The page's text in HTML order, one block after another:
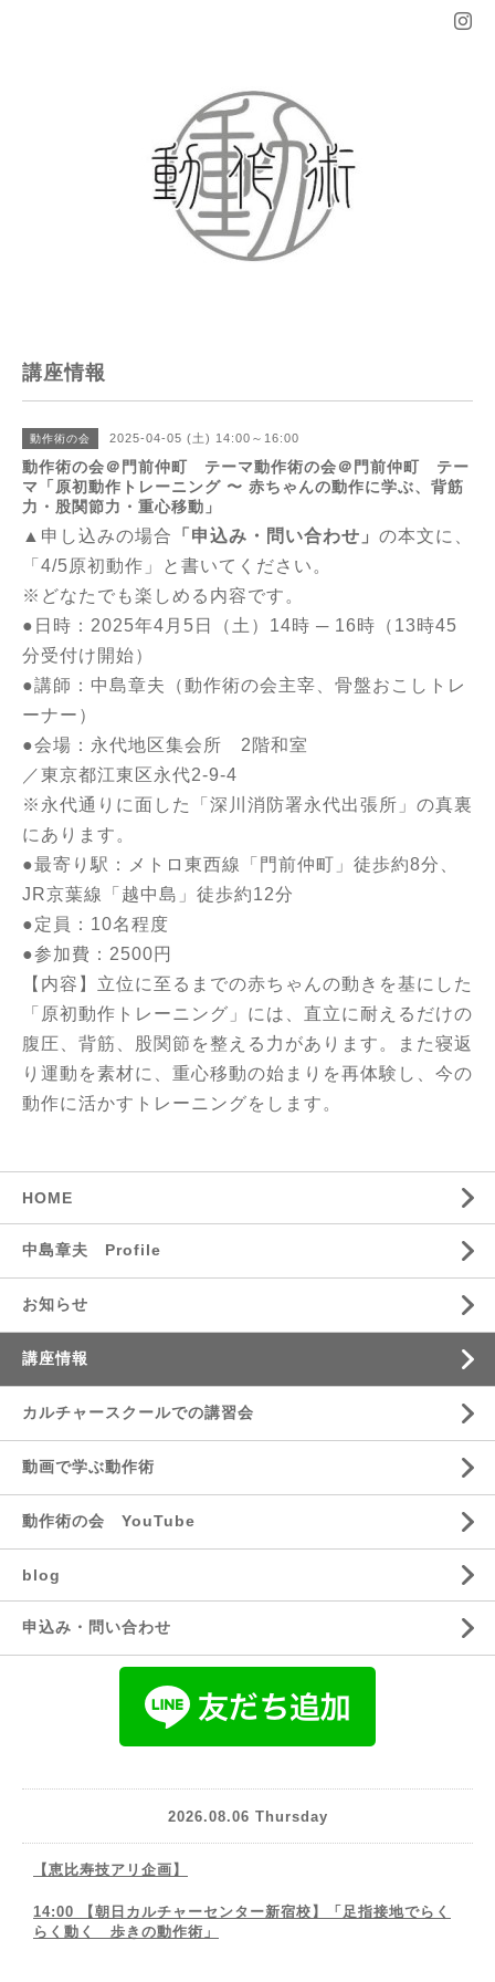
講座情報
動作術の会 2025-04-05 (土) 14:00～16:00
動作術の会＠門前仲町 テーマ動作術の会＠門前仲町 テー
マ「原初動作トレーニング 〜 赤ちゃんの動作に学ぶ、背筋
力・股関節力・重心移動」
▲申し込みの場合 「申込み・問い合わせ」 の本文に、
「4/5原初動作」と書いてください。
※どなたでも楽しめる内容です。
●日時：2025年4月5日（土）14時 ─ 16時（13時45
分受付け開始）
●講師：中島章夫（動作術の会主宰、骨盤おこしトレ
ーナー）
●会場：永代地区集会所 2階和室
／東京都江東区永代2-9-4
※永代通りに面した「深川消防署永代出張所」の真裏
にあります。
●最寄り駅：メトロ東西線「門前仲町」徒歩約8分、
JR京葉線「越中島」徒歩約12分
●定員：10名程度
●参加費：2500円
【内容】 立位に至るまでの赤ちゃんの動きを基にした
「原初動作トレーニング」には、直立に耐えるだけの
腹圧、背筋、股関節を整える力があります。また寝返
り運動を素材に、重心移動の始まりを再体験し、今の
動作に活かすトレーニングをします。
HOME
中島章夫 Profile
お知らせ
講座情報
カルチャースクールでの講習会
動画で学ぶ動作術
動作術の会 YouTube
blog
申込み・問い合わせ
2026.08.06 Thursday
【恵比寿技アリ企画】
14:00 【朝日カルチャーセンター新宿校】「足指接地でらく
らく動く 歩きの動作術」